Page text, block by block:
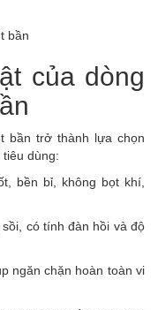
của dòng
bần trở thành lựa chọn
dùng:
bền bỉ, không bọt khí,
có tính đàn hồi và độ
ngăn chặn hoàn toàn vi